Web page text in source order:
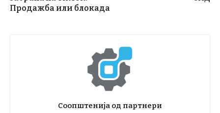
Продажба или блокада
Соопштенија од партнери